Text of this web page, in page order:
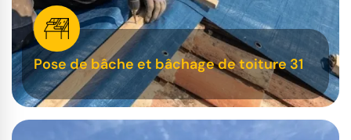
Pose de bâche et bâchage de toiture 31